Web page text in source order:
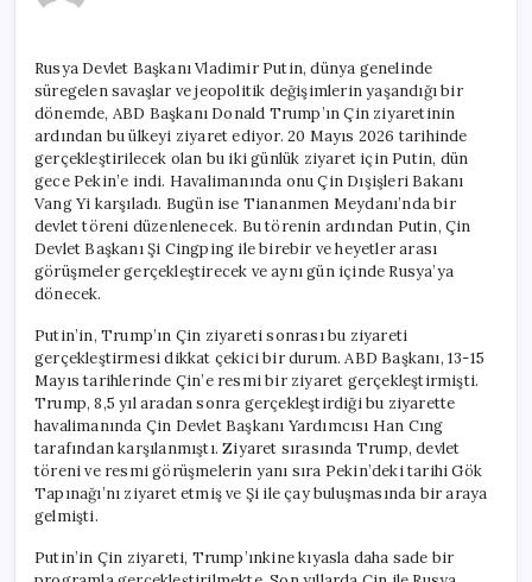
Çin
Ziyaretinde
için
Rusya Devlet Başkanı Vladimir Putin, dünya genelinde
süregelen savaşlar ve jeopolitik değişimlerin yaşandığı bir
dönemde, ABD Başkanı Donald Trump’ın Çin ziyaretinin
ardından bu ülkeyi ziyaret ediyor. 20 Mayıs 2026 tarihinde
gerçekleştirilecek olan bu iki günlük ziyaret için Putin, dün
gece Pekin’e indi. Havalimanında onu Çin Dışişleri Bakanı
Vang Yi karşıladı. Bugün ise Tiananmen Meydanı’nda bir
devlet töreni düzenlenecek. Bu törenin ardından Putin, Çin
Devlet Başkanı Şi Cingping ile birebir ve heyetler arası
görüşmeler gerçekleştirecek ve aynı gün içinde Rusya’ya
dönecek.
Putin’in, Trump’ın Çin ziyareti sonrası bu ziyareti
gerçekleştirmesi dikkat çekici bir durum. ABD Başkanı, 13-15
Mayıs tarihlerinde Çin’e resmi bir ziyaret gerçekleştirmişti.
Trump, 8,5 yıl aradan sonra gerçekleştirdiği bu ziyarette
havalimanında Çin Devlet Başkanı Yardımcısı Han Cıng
tarafından karşılanmıştı. Ziyaret sırasında Trump, devlet
töreni ve resmi görüşmelerin yanı sıra Pekin’deki tarihi Gök
Tapınağı’nı ziyaret etmiş ve Şi ile çay buluşmasında bir araya
gelmişti.
Putin’in Çin ziyareti, Trump’ınkine kıyasla daha sade bir